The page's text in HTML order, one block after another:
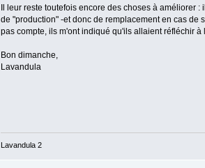
Il leur reste toutefois encore des choses à
de "production" -et donc de remplacement en cas de
pas compte, ils m'ont indiqué qu'ils allaient réfléchir à
Bon dimanche,
Lavandula
Lavandula 2